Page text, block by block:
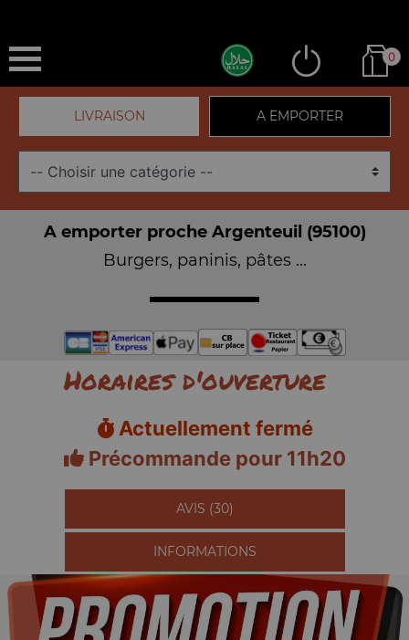
0
LIVRAISON A EMPORTER
A emporter proche Argenteuil (95100)
Burgers, paninis, pâtes ...
Horaires d'ouverture
Actuellement fermé
Précommande pour 11h20
AVIS (30)
INFORMATIONS